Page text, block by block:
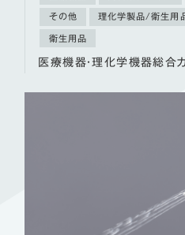
その他 理化学製品/衛生用
衛生用品
医療機器・理化学機器総合